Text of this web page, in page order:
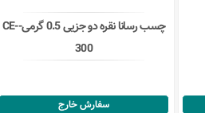
چسب رسانا نقره دو جزیی 0.5 گرمی-CE-
300
سفارش خارج